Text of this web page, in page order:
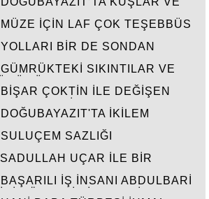
MÜZE İÇİN LAF ÇOK TEŞEBBÜS
YOLLARI BİR DE SONDAN
GÜMRÜKTEKİ SIKINTILAR VE
BİŞAR ÇOKTİN İLE DEĞİŞEN
DOĞUBAYAZIT'TA İKİLEM
SULUÇEM SAZLIĞI
SADULLAH UÇAR İLE BİR
BAŞARILI İŞ İNSANI ABDULBARİ